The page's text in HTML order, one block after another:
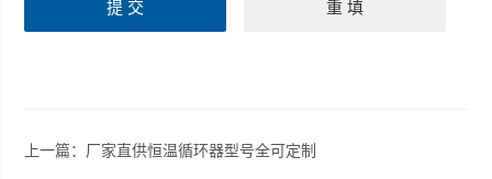
上一篇： 厂家直供恒温循环器型号全可定制